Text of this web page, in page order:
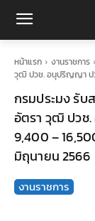
หน้าแรก งานราชการ
วุฒิ ปวช. อนุปริญญา ปว
กรมประมง รับ
อัตรา วุฒิ ปวช
9,400 –
มิถุนายน 2566
งานราชการ